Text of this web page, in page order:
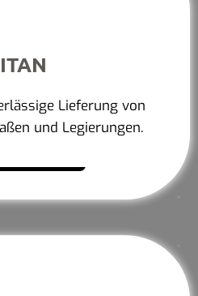
Lieferung von
und Legierungen.